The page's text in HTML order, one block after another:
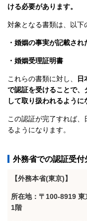
ける必要があります。
対象となる書類は、以下
・婚姻の事実が記載され
・婚姻受理証明書
これらの書類に対し、
日
で認証を受けることで、
して取り扱われるように
この認証が完了すれば
るようになります。
外務省での認証受付
【外務本省(東京)】
所在地：〒100-8919
1階